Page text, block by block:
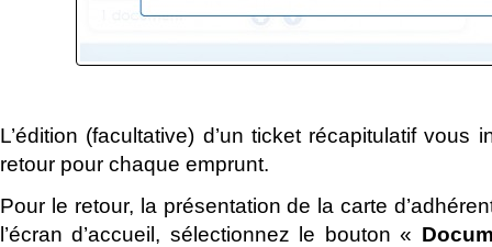
L’édition (facultative) d’un ticket récapitulatif vous
retour pour chaque emprunt.
Pour le retour, la présentation de la carte
l’écran d’accueil, sélectionnez le bouton «